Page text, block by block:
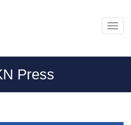
メ
ニ
ー
Press